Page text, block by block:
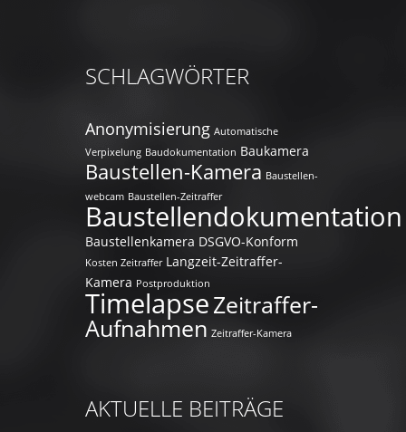
SCHLAGWÖRTER
Anonymisierung Automatische
Verpixelung Baudokumentation Baukamera
Baustellen-Kamera Baustellen-
webcam Baustellen-Zeitraffer
Baustellendokumentation
Baustellenkamera DSGVO-Konform
Kosten Zeitraffer Langzeit-Zeitraffer-
Kamera Postproduktion
TimelapseZeitraffer-
Aufnahmen Zeitraffer-Kamera
AKTUELLE BEITRÄGE